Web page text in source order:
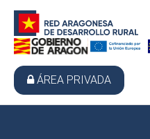
ÁREA PRIVADA